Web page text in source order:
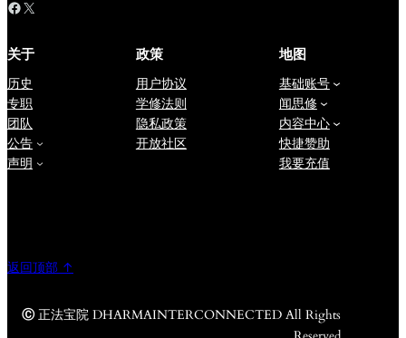
Facebook X
关于
历史
专职
团队
公告
声明
政策
用户协议
学修法则
隐私政策
开放社区
地图
基础账号
闻思修
内容中心
快捷赞助
我要充值
返回顶部 ↑
Ⓒ正法宝院 DHARMAINTERCONNECTED All Rights